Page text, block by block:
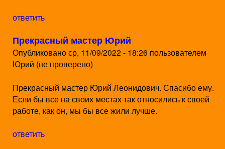
ответить
Прекрасный мастер Юрий
Опубликованоср, 11/09/2022 - 18:26 пользователем
Юрий (не проверено)
Прекрасный мастер Юрий Леонидович. Спасибо ему.
Если бы все на своих местах так относились к своей
работе, как он, мы бы все жили лучше.
ответить